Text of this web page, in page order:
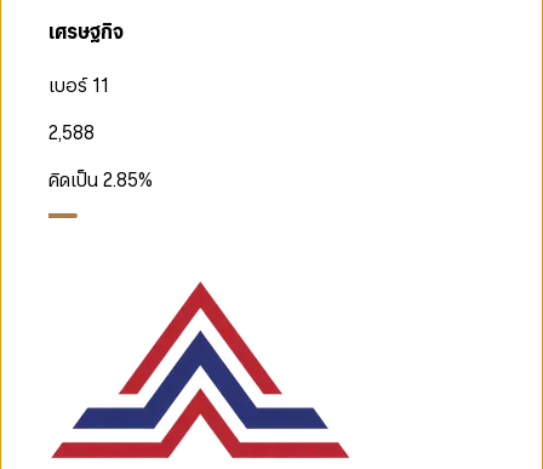
เศรษฐกิจ
เบอร์ 11
2,588
คิดเป็น2.85%